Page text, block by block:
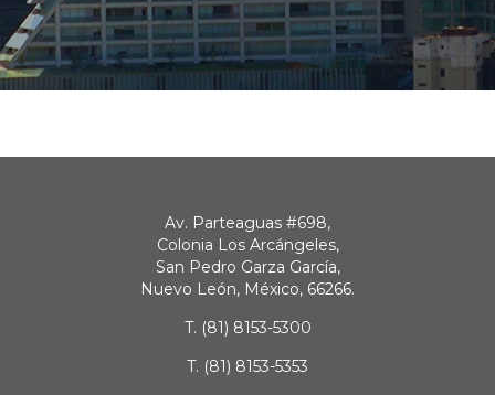
Av. Parteaguas #698,
Colonia Los Arcángeles,
San Pedro Garza García,
Nuevo León, México, 66266.
T. (81) 8153-5300
T. (81) 8153-5353